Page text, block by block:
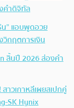
คำดิจิทัล
น” แอบพูดอวย
วิกฤตการเงิน
สิ้นปี 2026 ส่องคำ
าวเกาหลีเผยสเปกคู่
SK Hynix